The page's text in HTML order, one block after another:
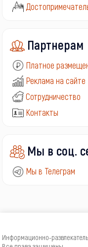
Партнерам
Платное
Реклама на сайте
Сотрудничество
Контакты
Мы в соц.
Мы в Телеграм
Информационно-